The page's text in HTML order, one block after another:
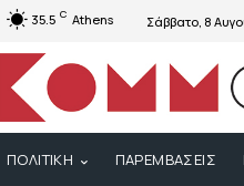
35.5 C Athens Σάββατο, 8
ΠΟΛΙΤΙΚΗ ΠΑΡΕΜΒΑΣΕΙΣ